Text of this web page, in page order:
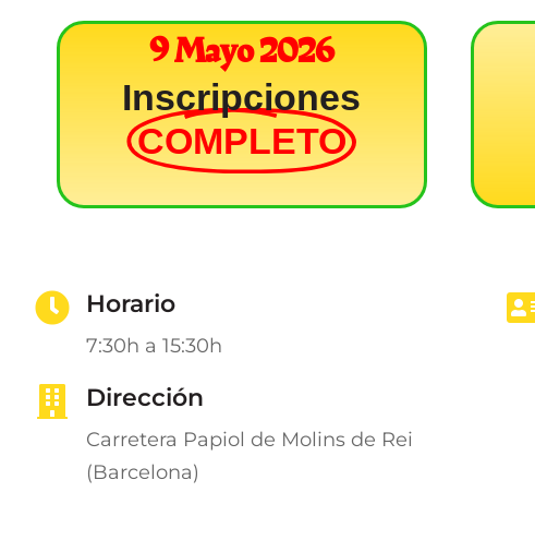
9 Mayo 2026
Inscripciones
COMPLETO
Horario
7:30h a 15:30h
Dirección
Carretera Papiol de Molins de Rei
(Barcelona)